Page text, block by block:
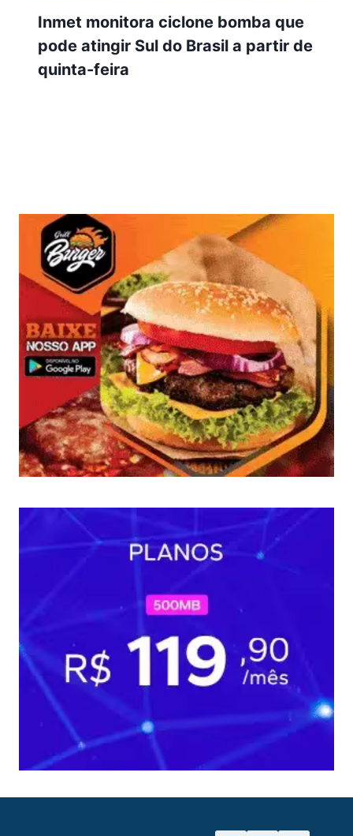
Inmet monitora ciclone bomba que
pode atingir Sul do Brasil a partir de
quinta-feira